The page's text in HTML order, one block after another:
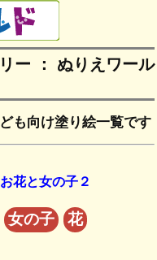
ー ： ぬりえワール
も向け塗り絵一覧です
お花と女の子２
女の子 花